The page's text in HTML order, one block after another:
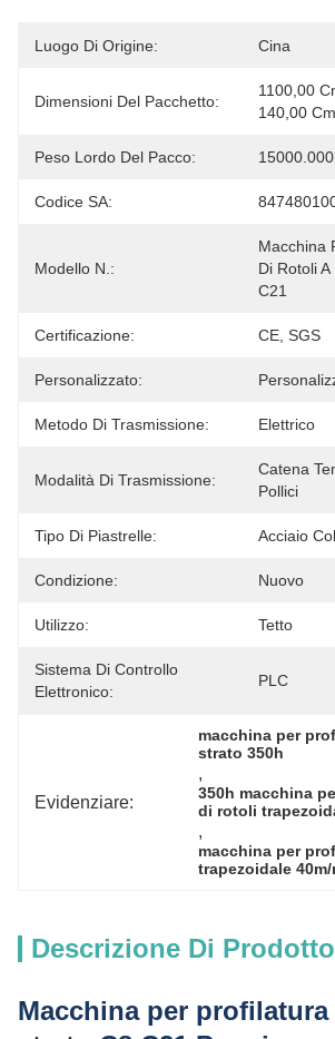
Luogo Di Origine: Cina
Dimensioni Del Pacchetto:
1100,00
140,00 Cm
Peso Lordo Del Pacco:
Codice SA:
Modello N.:
Macchina
Di Rotoli
C21
Certificazione: CE, SGS
Personalizzato:
Metodo Di Trasmissione: Elettrico
Modalità Di Trasmissione:
Catena
Pollici
Tipo Di Piastrelle: Acciaio
Condizione: Nuovo
Utilizzo: Tetto
Sistema Di Controllo
Elettronico:
PLC
Evidenziare:
macchina per
strato 350h
,
350h macchina
di rotoli
,
macchina per
trapezoidale 40m/
Descrizione Di Prodotto
Macchina per